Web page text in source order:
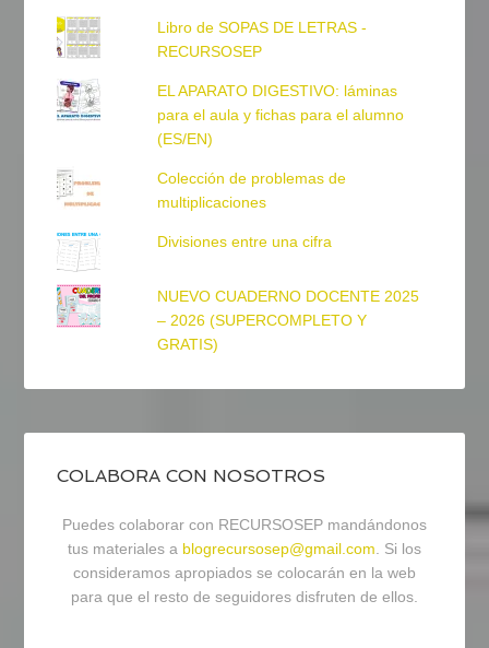
Libro de SOPAS DE LETRAS -
RECURSOSEP
EL APARATO DIGESTIVO: láminas
para el aula y fichas para el alumno
(ES/EN)
Colección de problemas de
multiplicaciones
Divisiones entre una cifra
NUEVO CUADERNO DOCENTE 2025
– 2026 (SUPERCOMPLETO Y
GRATIS)
COLABORA CON NOSOTROS
Puedes colaborar con RECURSOSEP mandándonos
tus materiales a blogrecursosep@gmail.com. Si los
consideramos apropiados se colocarán en la web
para que el resto de seguidores disfruten de ellos.